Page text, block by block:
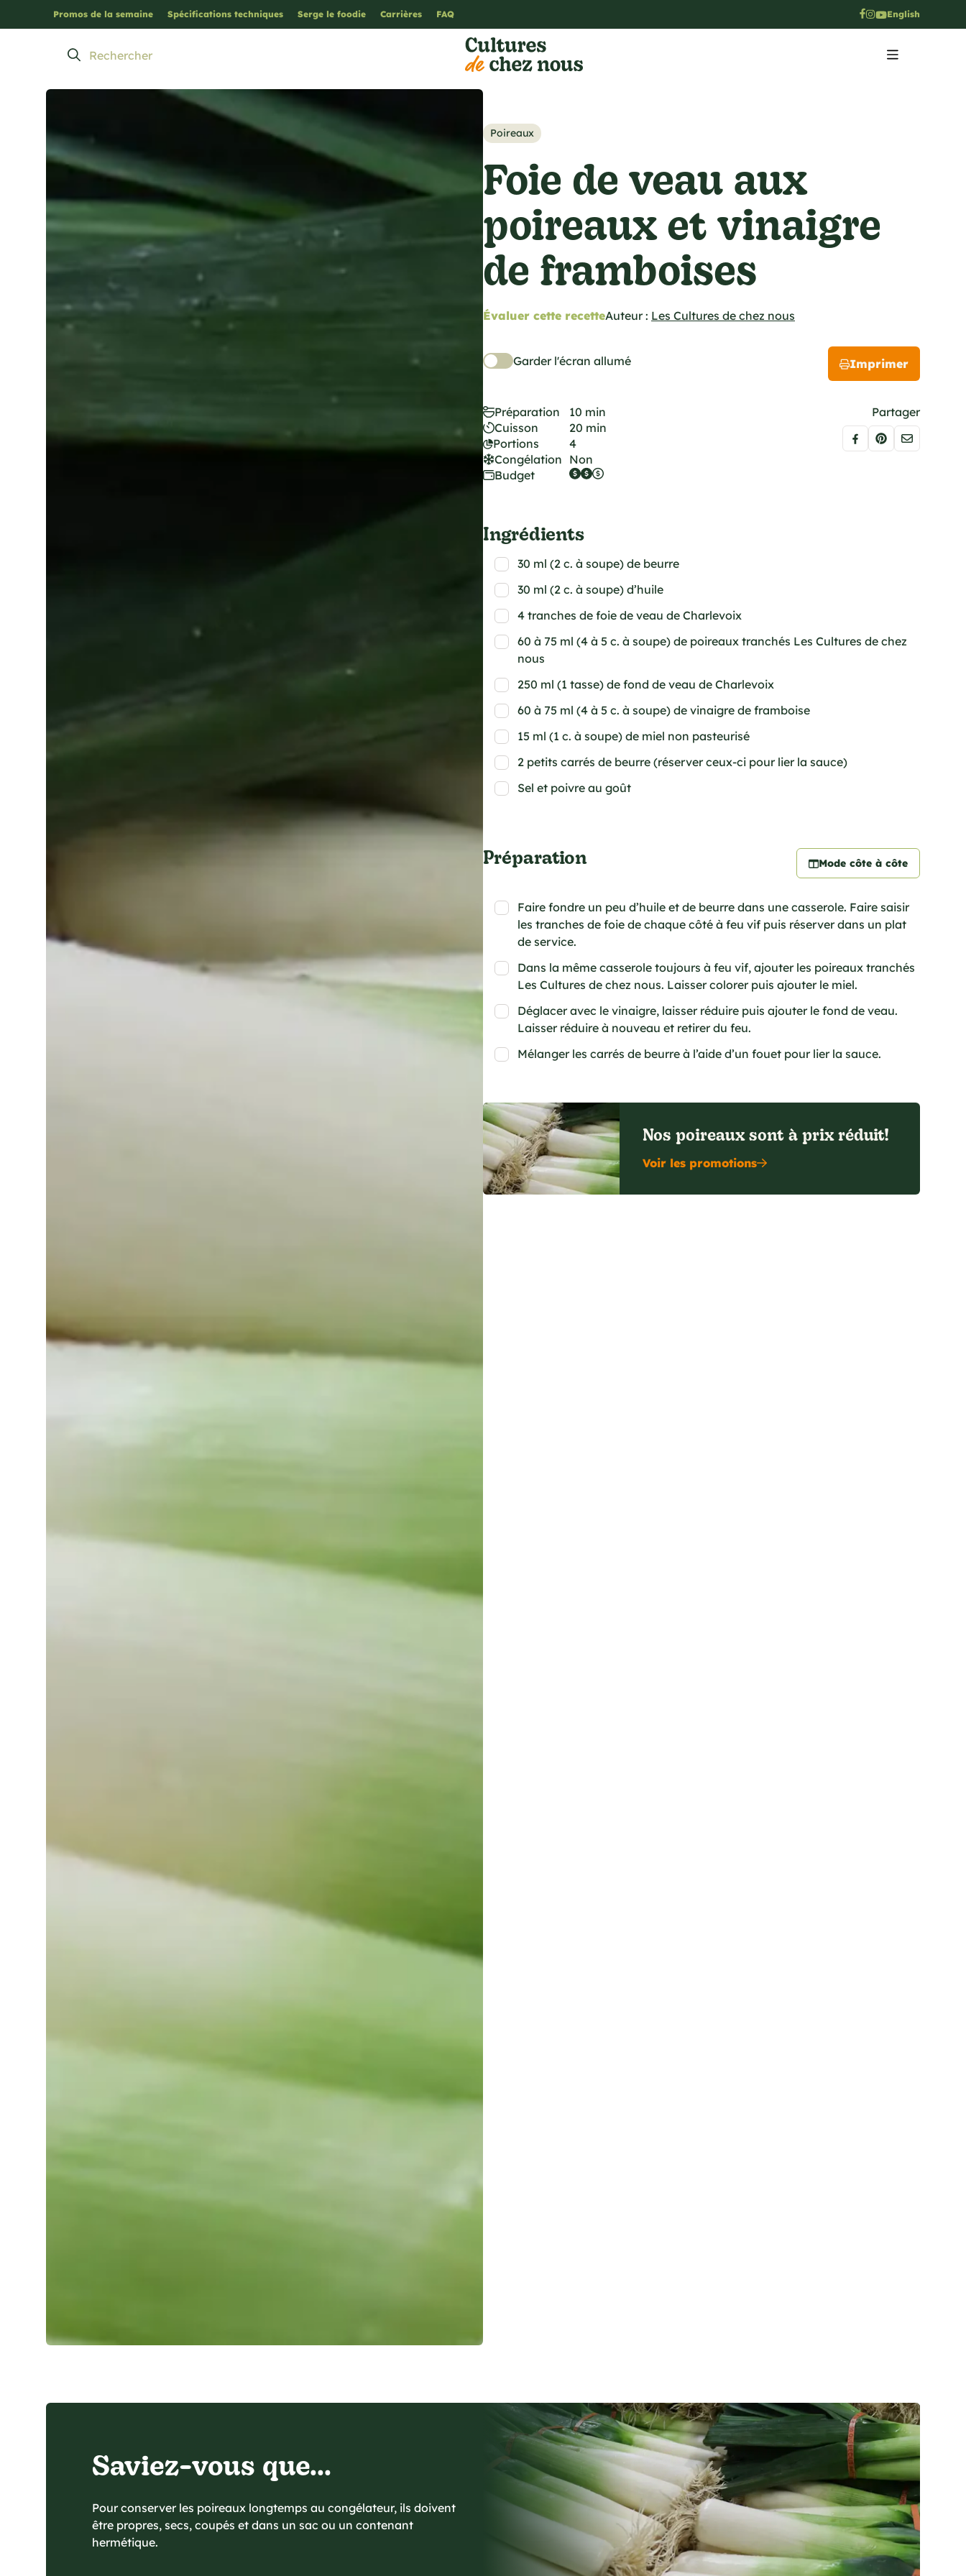
Promos de la semaine Spécifications techniques Serge le foodie Carrières FAQ English
Poireaux
Foie de veau aux
poireaux et vinaigre
de framboises
Évaluer cette recetteAuteur : Les Cultures de chez nous
Garder l'écran allumé Imprimer
Préparation
10 min
Cuisson
20 min
Portions
4
Congélation Non
Budget
Partager
Ingrédients
30 ml (2 c. à soupe) de beurre
30 ml (2 c. à soupe) d’huile
4 tranches de foie de veau de Charlevoix
60 à 75 ml (4 à 5 c. à soupe) de poireaux tranchés Les Cultures de chez
nous
250 ml (1 tasse) de fond de veau de Charlevoix
60 à 75 ml (4 à 5 c. à soupe) de vinaigre de framboise
15 ml (1 c. à soupe) de miel non pasteurisé
2 petits carrés de beurre (réserver ceux-ci pour lier la sauce)
Sel et poivre au goût
Préparation Mode côte à côte
Faire fondre un peu d’huile et de beurre dans une casserole. Faire saisir
les tranches de foie de chaque côté à feu vif puis réserver dans un plat
de service.
Dans la même casserole toujours à feu vif, ajouter les poireaux tranchés
Les Cultures de chez nous. Laisser colorer puis ajouter le miel.
Déglacer avec le vinaigre, laisser réduire puis ajouter le fond de veau.
Laisser réduire à nouveau et retirer du feu.
Mélanger les carrés de beurre à l’aide d’un fouet pour lier la sauce.
Nos poireaux sont à prix réduit!
Voir les promotions
Saviez-vous que...
Pour conserver les poireaux longtemps au congélateur, ils doivent
être propres, secs, coupés et dans un sac ou un contenant
hermétique.